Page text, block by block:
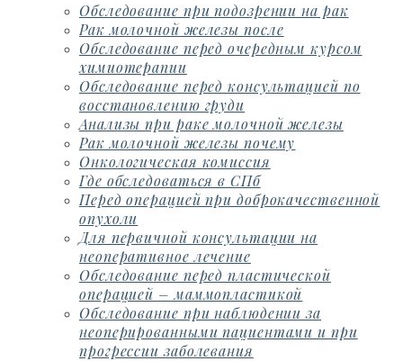
Обследование при подозрении на рак
Рак молочной железы после
Обследование перед очередным курсом
химиотерапии
Обследование перед консультацией по
восстановлению груди
Анализы при раке молочной железы
Рак молочной железы почему
Онкологическая комиссия
Где обследоваться в СПб
Перед операцией при доброкачественной
опухоли
Для первичной консультации на
неоперативное лечение
Обследование перед пластической
операцией – маммопластикой
Обследование при наблюдении за
неоперированными пациентами и при
прогрессии заболевания